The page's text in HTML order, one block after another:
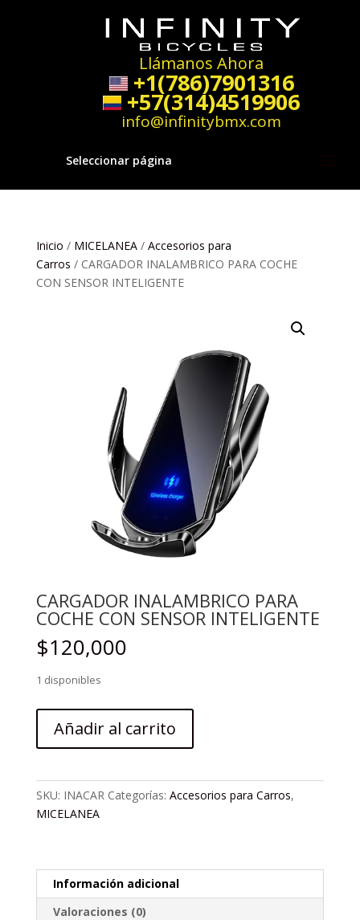
Llámanos Ahora
+1(786)7901316
+57(314)4519906
info@infinitybmx.com
Seleccionar página
Inicio / MICELANEA/ Accesorios para
Carros / CARGADOR INALAMBRICO PARA COCHE
CON SENSOR INTELIGENTE
CARGADOR INALAMBRICO PARA
COCHE CON SENSOR INTELIGENTE
$120,000
1 disponibles
INALAMBRICO
PARA
CON
SENSOR
Añadir al carrito
SKU: INACAR Categorías: Accesorios para Carros,
MICELANEA
Información adicional
Valoraciones (0)